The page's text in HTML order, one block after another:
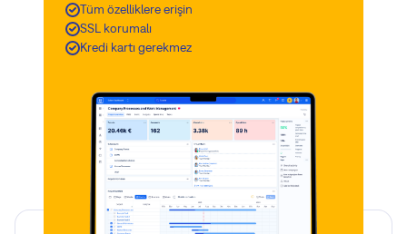
Tüm özelliklere erişin
SSL korumalı
Kredi kartı gerekmez